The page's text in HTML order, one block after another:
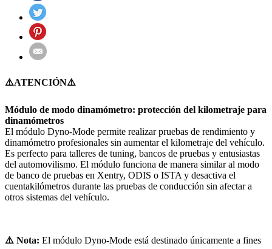
⚠️ATENCIÓN⚠️
Módulo de modo dinamómetro: protección del kilometraje para
dinamómetros
El módulo Dyno-Mode permite realizar pruebas de rendimiento y
dinamómetro profesionales sin aumentar el kilometraje del vehículo.
Es perfecto para talleres de tuning, bancos de pruebas y entusiastas
del automovilismo. El módulo funciona de manera similar al modo
de banco de pruebas en Xentry, ODIS o ISTA y desactiva el
cuentakilómetros durante las pruebas de conducción sin afectar a
otros sistemas del vehículo.
⚠️ Nota: El módulo Dyno-Mode está destinado únicamente a fines